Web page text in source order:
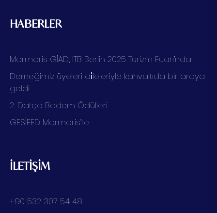
HABERLER
Marmaris GİAD, ITB Berlin 2025 Turizm Fuarı’nda
Derneğimiz üyeleri ai̇leleriyle kahvaltıda bir araya
geldi
2. Datça Badem Ödülleri
GESİFED Marmaris’te
İLETİŞİM
+90 532 307 54 48